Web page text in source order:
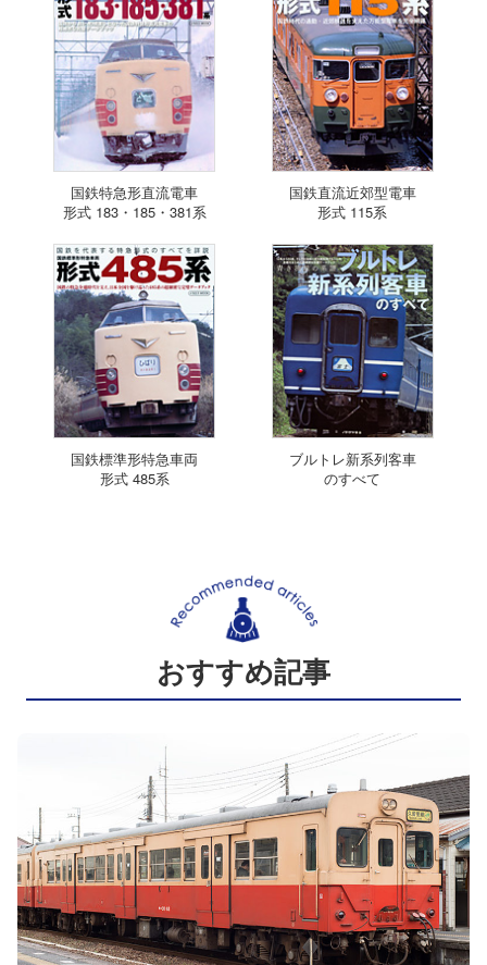
国鉄特急形直流電車
形式 183・185・381系
国鉄直流近郊型電車
形式 115系
国鉄標準形特急車両
形式 485系
ブルトレ新系列客車
のすべて
おすすめ記事